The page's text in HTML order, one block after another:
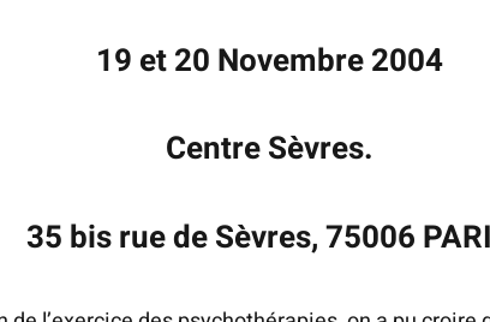
19 et 20 Novembre 2004
Centre Sèvres.
35 bis rue de Sèvres, 75006